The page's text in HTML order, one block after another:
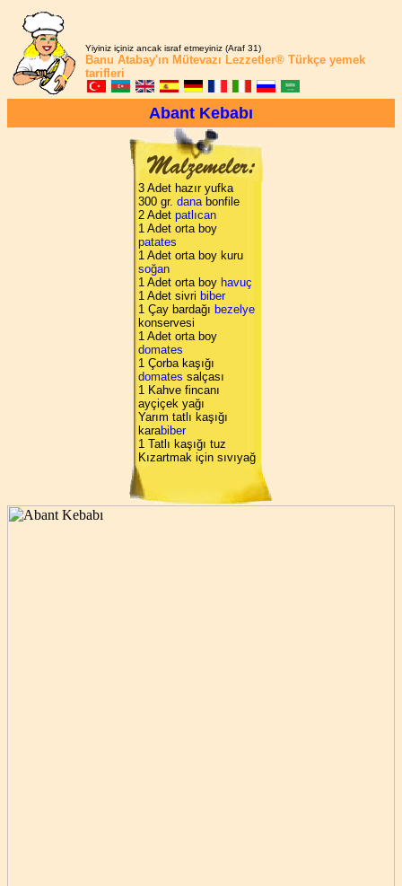
Yiyiniz içiniz ancak israf etmeyiniz (Araf 31)
Banu Atabay'ın Mütevazı Lezzetler® Türkçe yemek
tarifleri
Abant Kebabı
3 Adet hazır yufka
300 gr. danabonfile
2 Adet patlıcan
1 Adet orta boy
patates
1 Adet orta boy kuru
soğan
1 Adet orta boy havuç
1 Adet sivri biber
1 Çay bardağı bezelye
konservesi
1 Adet orta boy
domates
1 Çorba kaşığı
domates salçası
1 Kahve fincanı
ayçiçek yağı
Yarım tatlı kaşığı
karabiber
1 Tatlı kaşığı tuz
Kızartmak için sıvıyağ